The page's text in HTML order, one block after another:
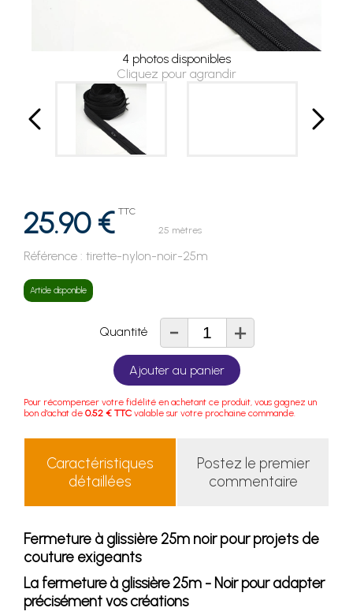
4 photos disponibles
Cliquez pour agrandir
25.90 € TTC
25 mètres
Référence : tirette-nylon-noir-25m
Article disponible
Quantité - +
Ajouter au panier
Pour récompenser votre fidélité en achetant ce produit, vous gagnez un
bon d'achat de 0.52 € TTC valable sur votre prochaine commande.
Caractéristiques
détaillées
Postez le premier
commentaire
Fermeture à glissière 25m noir pour projets de
couture exigeants
La fermeture à glissière 25m - Noir pour adapter
précisément vos créations